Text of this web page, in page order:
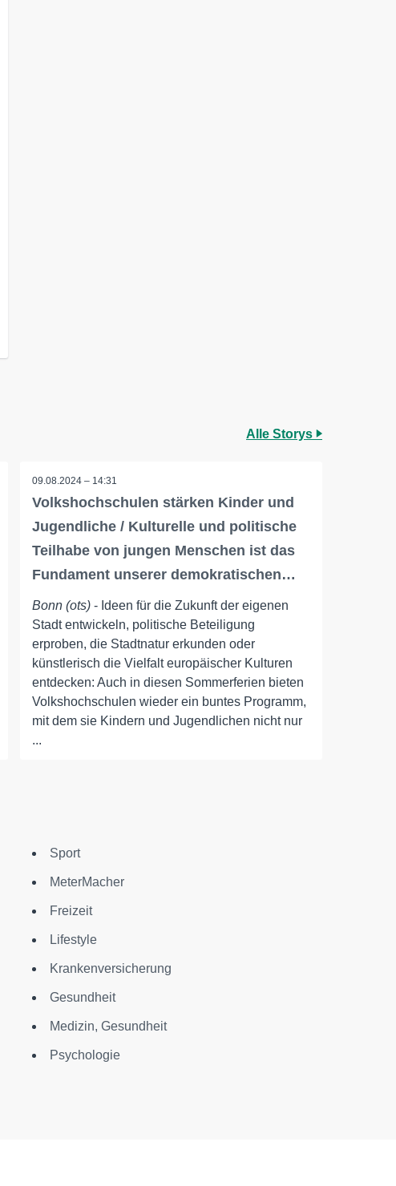
Alle Storys
09.08.2024 – 14:31
Volkshochschulen stärken Kinder und
Jugendliche / Kulturelle und politische
Teilhabe von jungen Menschen ist das
Fundament unserer demokratischen…
Bonn (ots) - Ideen für die Zukunft der eigenen
Stadt entwickeln, politische Beteiligung
erproben, die Stadtnatur erkunden oder
künstlerisch die Vielfalt europäischer Kulturen
entdecken: Auch in diesen Sommerferien bieten
Volkshochschulen wieder ein buntes Programm,
mit dem sie Kindern und Jugendlichen nicht nur
...
Sport
MeterMacher
Freizeit
Lifestyle
Krankenversicherung
Gesundheit
Medizin, Gesundheit
Psychologie